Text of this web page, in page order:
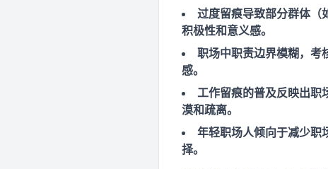
过度留痕导致部分群体（
积极性和意义感。
职场中职责边界模糊，考
感。
工作留痕的普及反映出职
漠和疏离。
年轻职场人倾向于减少职
择。